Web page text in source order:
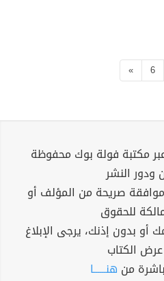
6
»
مكتبة فولة بوك محفوظة
ودور النشر
صريحة من المؤلف أو
للحقوق
أو بدون إذنك، يرجى الإبلاغ
الكتاب
من هنــــــا